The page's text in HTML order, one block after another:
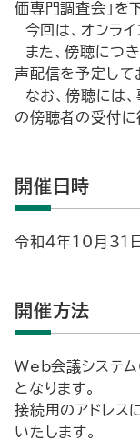
価専門調査会」を
今回は、オンライ
また、傍聴につ
声配信を予定して
なお、傍聴には
の傍聴者の受付に
開催日時
令和４年10月31
開催方法
Web会議システ
となります。
接続用のアドレス
いたします。